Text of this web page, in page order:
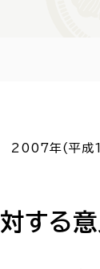
2007年(平成
する